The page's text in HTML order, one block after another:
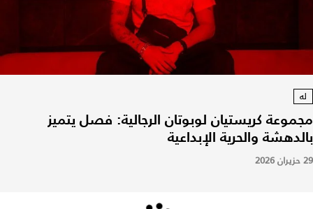
له
مجموعة كريستيان لوبوتان الرجالية: فصل يتميز
بالدهشة والحرية الإبداعية
29 حزيران 2026